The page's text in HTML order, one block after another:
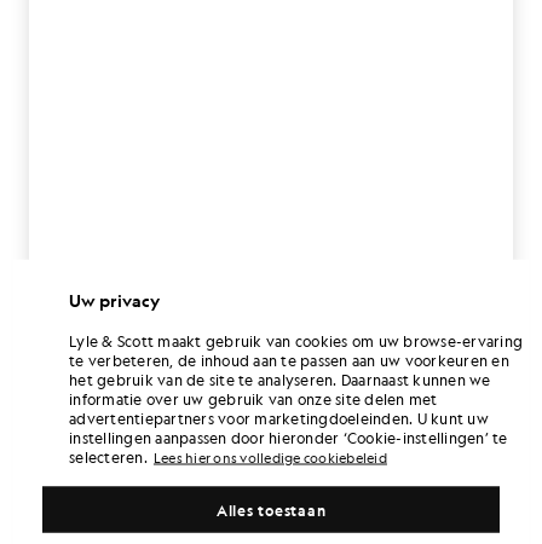
Uw privacy
Lyle & Scott maakt gebruik van cookies om uw browse-ervaring
te verbeteren, de inhoud aan te passen aan uw voorkeuren en
het gebruik van de site te analyseren. Daarnaast kunnen we
informatie over uw gebruik van onze site delen met
advertentiepartners voor marketingdoeleinden. U kunt uw
instellingen aanpassen door hieronder ‘Cookie-instellingen’ te
selecteren. Lees hier ons volledige cookiebeleid
Alles toestaan